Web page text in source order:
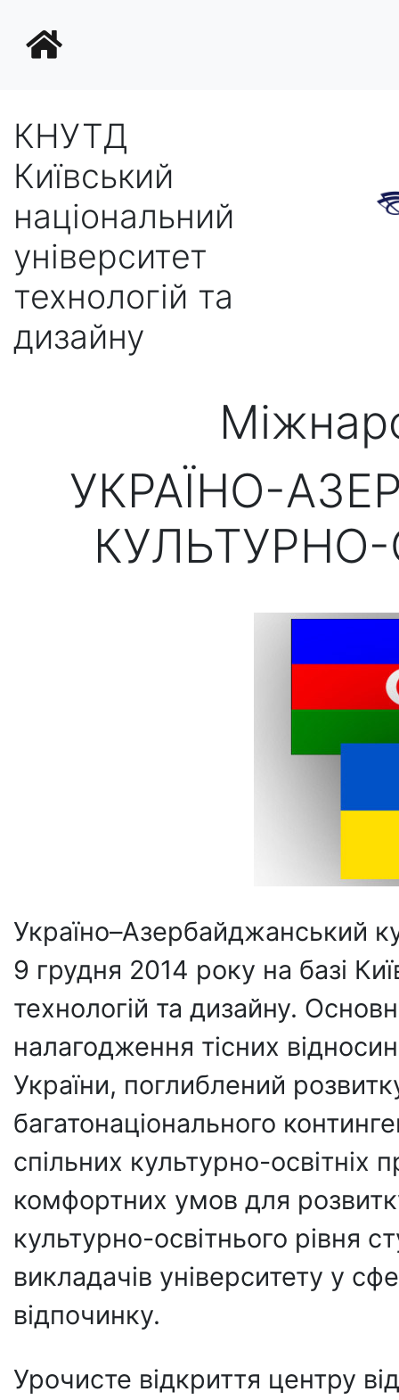
КНУТД
Київський
національний
університет
технологій та
дизайну
УКРАЇНО-
КУЛЬТУРНО-
Україно–Азербайджанський
9 грудня 2014 року на базі
технологій та дизайну.
налагодження тісних
України, поглиблений
багатонаціонального
спільних культурно-освітніх
комфортних умов для
культурно-освітнього рівня
викладачів університету у
відпочинку.
Урочисте відкриття центру